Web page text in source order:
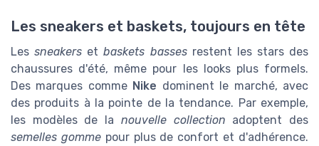
Les sneakers et baskets, toujours en tête
Lessneakers etbaskets bassesrestent les stars des
chaussures d'été, même pour les looks plus formels.
Des marques comme Nike dominent le marché, avec
des produits à la pointe de la tendance. Par exemple,
les modèles de la nouvelle collection adoptent des
semelles gommepour plus de confort et d'adhérence.